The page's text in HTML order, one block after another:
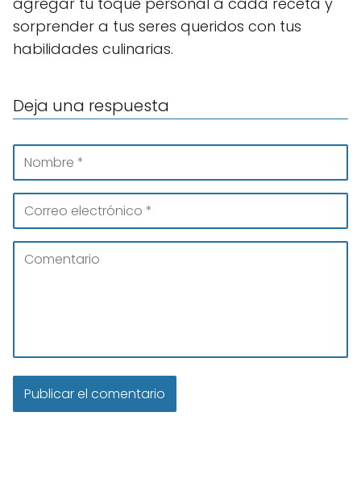
sorprender a tus seres queridos con tus
habilidades culinarias.
Deja una respuesta